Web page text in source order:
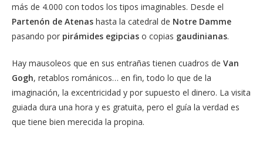
más de 4.000 con todos los tipos imaginables. Desde el
Partenón de Atenas hasta la catedral de Notre Damme
pasando por pirámides egipcias o copias gaudinianas.
Hay mausoleos que en sus entrañas tienen cuadros de Van
Gogh, retablos románicos… en fin, todo lo que de la
imaginación, la excentricidad y por supuesto el dinero. La visita
guiada dura una hora y es gratuita, pero el guía la verdad es
que tiene bien merecida la propina.